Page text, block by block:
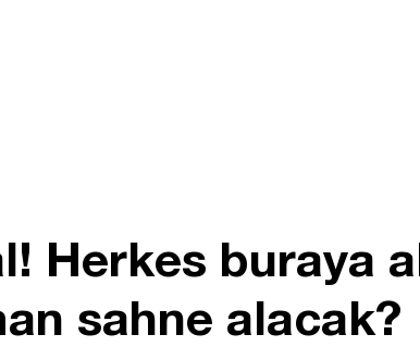
Herkes buraya
sahne alacak?